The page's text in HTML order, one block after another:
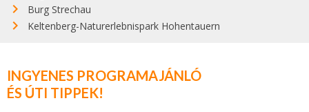
Burg Strechau
Keltenberg-Naturerlebnispark Hohentauern
INGYENES PROGRAMAJÁNLÓ
ÉS ÚTI TIPPEK!